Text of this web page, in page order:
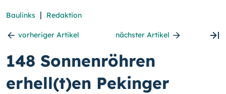
Baulinks | Redaktion
vorheriger Artikel nächster Artikel
148 Sonnenröhren
erhell(t)en Pekinger